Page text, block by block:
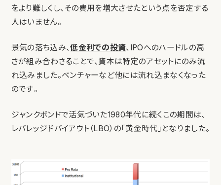
をより難しくし、その費用を増大させたという点を否定する
人はいません。
景気の落ち込み、低金利での投資、IPOへのハードルの高
さが組み合わさることで、資本は特定のアセットにのみ流
れ込みました。ベンチャーなど他には流れ込まなくなった
のです。
ジャンクボンドで活気づいた1980年代に続くこの期間は、
レバレッジドバイアウト（LBO）の「黄金時代」となりました。